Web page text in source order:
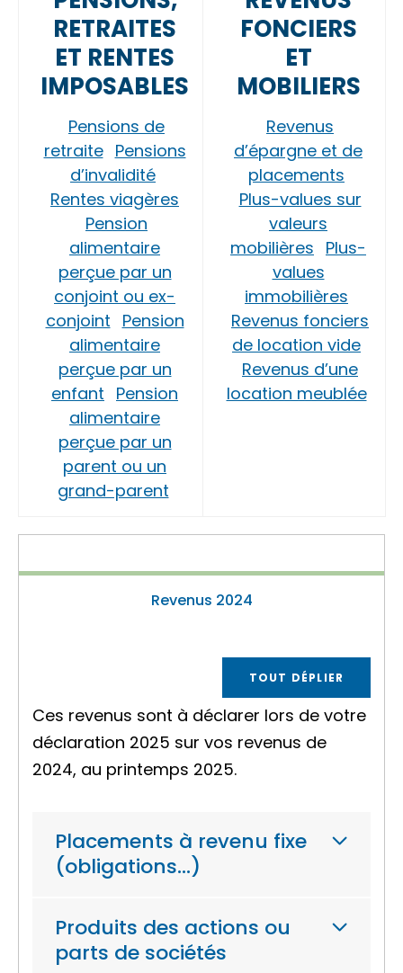
RETRAITES
ET RENTES
IMPOSABLES
Pensions de
retraite Pensions
d’invalidité
Rentes viagères
Pension
alimentaire
perçue par un
conjoint ou ex-
conjoint Pension
alimentaire
perçue par un
enfant Pension
alimentaire
perçue par un
parent ou un
grand-parent
FONCIERS
ET
MOBILIERS
Revenus
d’épargne et de
placements
Plus-values sur
valeurs
mobilières Plus-
values
immobilières
Revenus fonciers
de location vide
Revenus d’une
location meublée
Revenus 2024
TOUT DÉPLIER
Ces revenus sont à déclarer lors de votre
déclaration 2025 sur vos revenus de
2024, au printemps 2025.
Placements à revenu fixe
(obligations…)
Produits des actions ou
parts de sociétés